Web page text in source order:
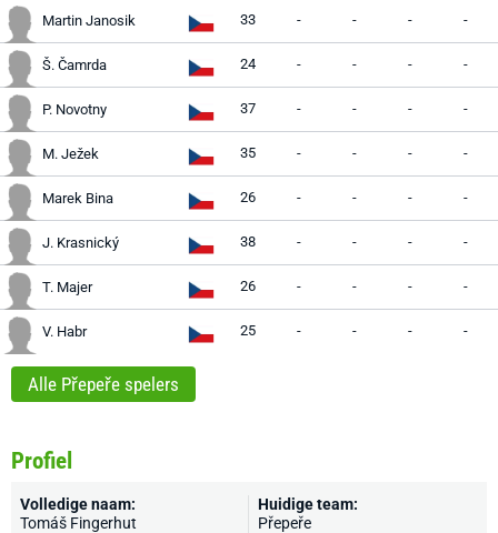
Martin Janosik 33 - - - -
Š. Čamrda 24 - - - -
P. Novotny 37 - - - -
M. Ježek 35 - - - -
Marek Bina 26 - - - -
J. Krasnický 38 - - - -
T. Majer 26 - - - -
V. Habr 25 - - - -
Alle Přepeře spelers
Profiel
Volledige naam:
Tomáš Fingerhut
Huidige team:
Přepeře